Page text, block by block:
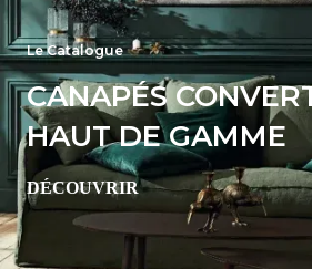
Le Catalogue
CANAPÉS
HAUT DE GAMME
DÉCOUVRIR